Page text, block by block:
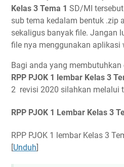
Kelas 3 Tema 1 SD/MI
sub tema kedalam bentuk .zip
sekaligus banyak file. Jangan
file nya menggunakan aplikasi
Bagi anda yang
RPP PJOK 1 lembar Kelas 3
2 revisi 2020 silahkan melalui
RPP PJOK 1 Lembar Kelas 3
RPP PJOK 1 lembar Kelas 3
[Unduh]